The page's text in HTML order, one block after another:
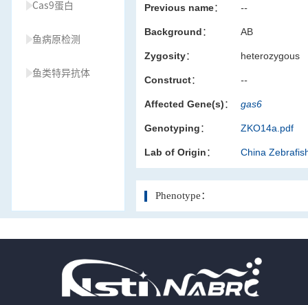
Cas9蛋白
鱼病原检测
鱼类特异抗体
Previous name： --
Background： AB
Zygosity： heterozygous
Construct： --
Affected Gene(s)： gas6
Genotyping： ZKO14a.pdf
Lab of Origin： China
Phenotype：